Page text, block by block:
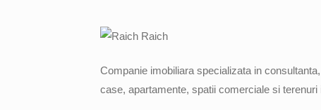
Companie imobiliara specializata in
case, apartamente, spatii comerciale si terenuri